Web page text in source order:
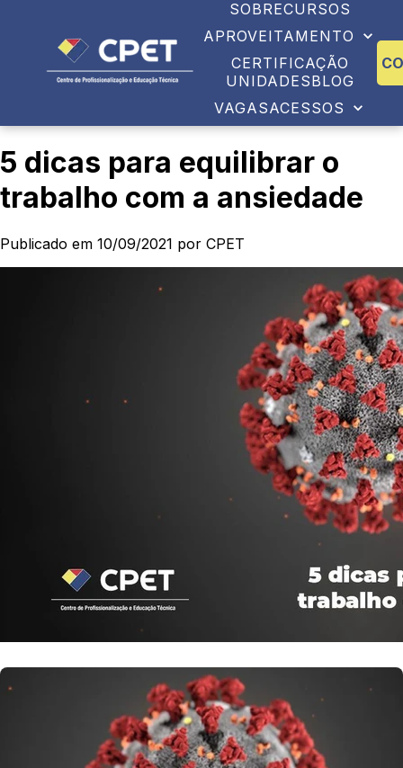
SOBRECURSOS
APROVEITAMENTO
CERTIFICAÇÃO
UNIDADESBLOG
VAGASACESSOS
5 dicas para equilibrar o
trabalho com a ansiedade
Publicado em 10/09/2021 por CPET